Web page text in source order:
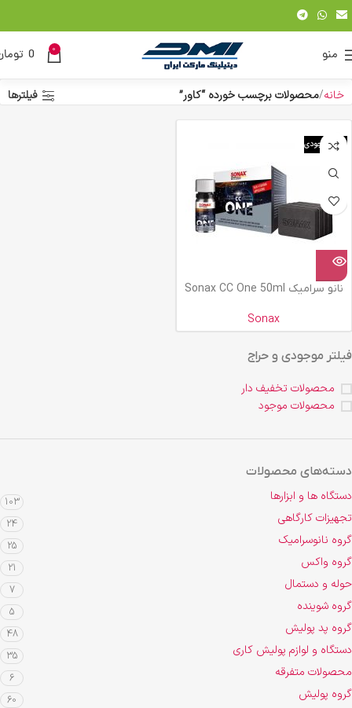
منو 0
0
فیلتر موجودی و حراج
محصولات تخفیف دار
محصولات موجود
دسته‌های محصولات
دستگاه ها و ابزارها 103
تجهیزات کارگاهی 24
گروه نانوسرامیک 25
گروه واکس 21
حوله و دستمال 7
گروه شوینده 5
گروه پد پولیش 48
دستگاه و لوازم پولیش کاری 35
محصولات متفرقه 6
گروه پولیش 60
خانه محصولات برچسب خورده “کاور” فیلترها
اتمام موجودی
نانو سرامیک Sonax CC One 50ml
Sonax